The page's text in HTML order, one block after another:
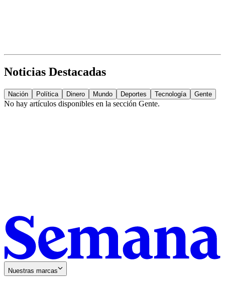
Noticias Destacadas
Nación Política Dinero Mundo Deportes Tecnología Gente
No hay artículos disponibles en la sección Gente.
Nuestras marcas